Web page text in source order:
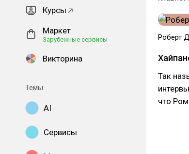
Курсы
Маркет
Зарубежные сервисы
Викторина
Темы
AI
Сервисы
Роберт
Так
что